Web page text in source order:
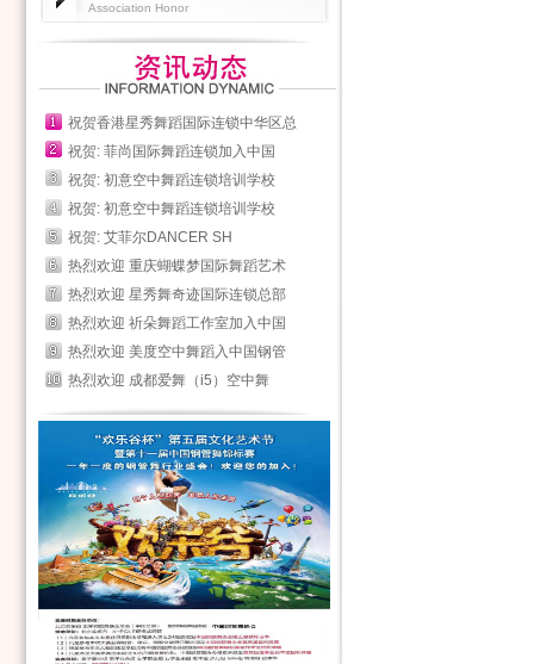
Association Honor
祝贺香港星秀舞蹈国际连锁中华区总
祝贺: 菲尚国际舞蹈连锁加入中国
祝贺: 初意空中舞蹈连锁培训学校
祝贺: 初意空中舞蹈连锁培训学校
祝贺: 艾菲尔DANCER SH
热烈欢迎 重庆蝴蝶梦国际舞蹈艺术
热烈欢迎 星秀舞奇迹国际连锁总部
热烈欢迎 祈朵舞蹈工作室加入中国
热烈欢迎 美度空中舞蹈入中国钢管
热烈欢迎 成都爱舞（i5）空中舞